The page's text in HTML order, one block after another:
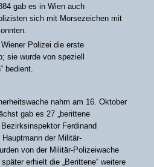
gab es in Wien auch
sich mit Morsezeichen mit
Polizei die erste
sie wurde von speziell
bedient.
nahm am 16. Oktober
gab es 27 „berittene
Ferdinand
der Militär-
von der Militär-Polizeiwache
erhielt die „Berittene“ weitere